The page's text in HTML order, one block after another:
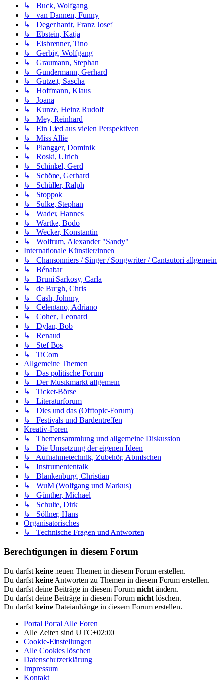
↳ Buck, Wolfgang
↳ van Dannen, Funny
↳ Degenhardt, Franz Josef
↳ Ebstein, Katja
↳ Eisbrenner, Tino
↳ Gerbig, Wolfgang
↳ Graumann, Stephan
↳ Gundermann, Gerhard
↳ Gutzeit, Sascha
↳ Hoffmann, Klaus
↳ Joana
↳ Kunze, Heinz Rudolf
↳ Mey, Reinhard
↳ Ein Lied aus vielen Perspektiven
↳ Miss Allie
↳ Plangger, Dominik
↳ Roski, Ulrich
↳ Schinkel, Gerd
↳ Schöne, Gerhard
↳ Schüller, Ralph
↳ Stoppok
↳ Sulke, Stephan
↳ Wader, Hannes
↳ Wartke, Bodo
↳ Wecker, Konstantin
↳ Wolfrum, Alexander "Sandy"
Internationale Künstler/innen
↳ Chansonniers / Singer / Songwriter / Cantautori allgemein
↳ Bénabar
↳ Bruni Sarkosy, Carla
↳ de Burgh, Chris
↳ Cash, Johnny
↳ Celentano, Adriano
↳ Cohen, Leonard
↳ Dylan, Bob
↳ Renaud
↳ Stef Bos
↳ TiCorn
Allgemeine Themen
↳ Das politische Forum
↳ Der Musikmarkt allgemein
↳ Ticket-Börse
↳ Literaturforum
↳ Dies und das (Offtopic-Forum)
↳ Festivals und Bardentreffen
Kreativ-Foren
↳ Themensammlung und allgemeine Diskussion
↳ Die Umsetzung der eigenen Ideen
↳ Aufnahmetechnik, Zubehör, Abmischen
↳ Instrumententalk
↳ Blankenburg, Christian
↳ WuM (Wolfgang und Markus)
↳ Günther, Michael
↳ Schulte, Dirk
↳ Söllner, Hans
Organisatorisches
↳ Technische Fragen und Antworten
Berechtigungen in diesem Forum
Du darfst keine neuen Themen in diesem Forum erstellen.
Du darfst keine Antworten zu Themen in diesem Forum erstellen.
Du darfst deine Beiträge in diesem Forum nicht ändern.
Du darfst deine Beiträge in diesem Forum nicht löschen.
Du darfst keine Dateianhänge in diesem Forum erstellen.
Portal Portal Alle Foren
Alle Zeiten sind UTC+02:00
Cookie-Einstellungen
Alle Cookies löschen
Datenschutzerklärung
Impressum
Kontakt